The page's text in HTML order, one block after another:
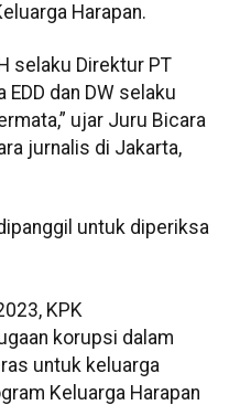
Harapan.
selaku Direktur PT
dan DW selaku
ujar Juru Bicara
jurnalis di Jakarta,
untuk diperiksa
KPK
korupsi dalam
untuk keluarga
Keluarga Harapan